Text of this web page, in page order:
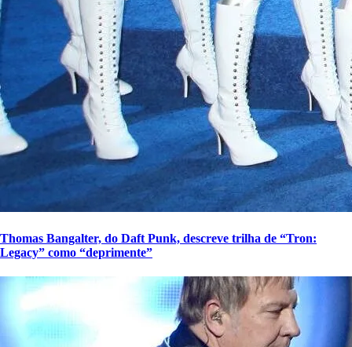
Thomas Bangalter, do Daft Punk, descreve trilha de “Tron:
Legacy” como “deprimente”